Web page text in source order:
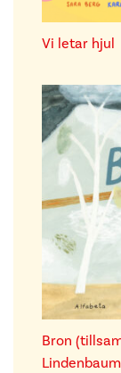
Vi letar hjul
Bron